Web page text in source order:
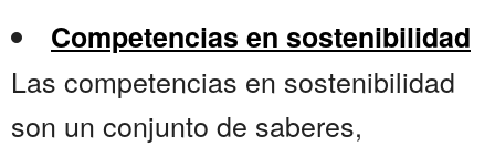
Competencias en sostenibilidad
Las competencias en sostenibilidad
son un conjunto de saberes,